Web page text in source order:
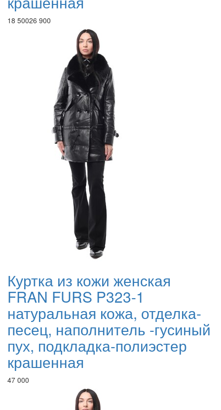
18 50026 900
Куртка из кожи женская
FRAN FURS P323-1
натуральная кожа, отделка-
песец, наполнитель -гусиный
пух, подкладка-полиэстер
крашенная
47 000